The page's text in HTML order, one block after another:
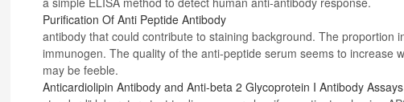
Purification Of Anti Peptide Antibody
antibody that could contribute to staining background. The proportion
immunogen. The quality of the anti-peptide serum seems to increase
may be feeble.
Anticardiolipin Antibody and Anti-beta 2 Glycoprotein I Antibody Assays